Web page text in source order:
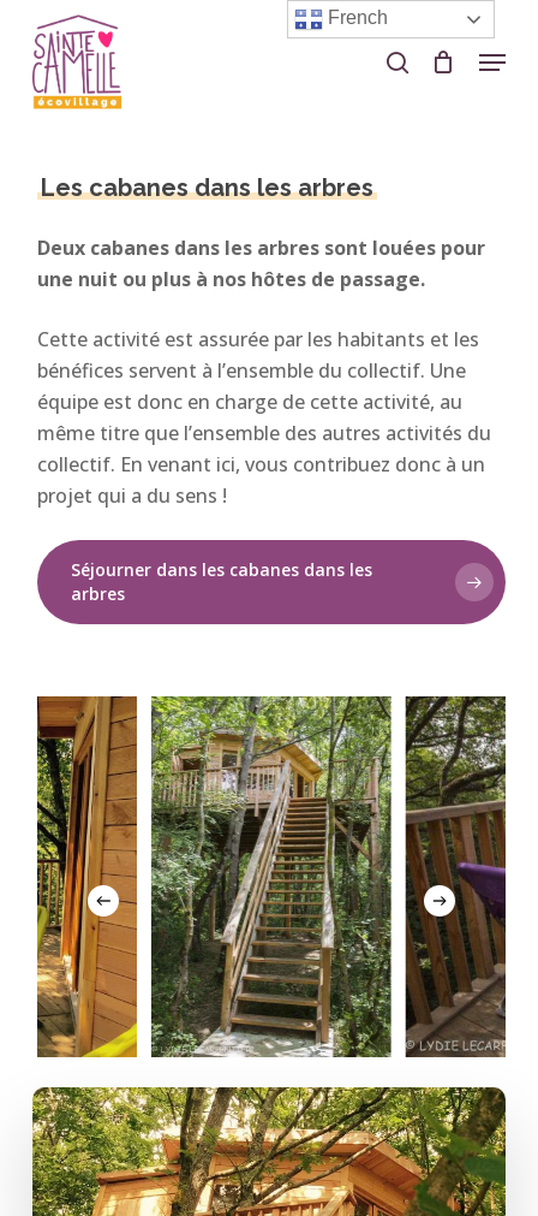
main
content
search Menu
Les cabanes dans les arbres
Deux cabanes dans les arbres sont louées pour
une nuit ou plus à nos hôtes de passage.
Cette activité est assurée par les habitants et les
bénéfices servent à l’ensemble du collectif. Une
équipe est donc en charge de cette activité, au
même titre que l’ensemble des autres activités du
collectif. En venant ici, vous contribuez donc à un
projet qui a du sens !
Séjourner dans les cabanes dans les
arbres
Close
French